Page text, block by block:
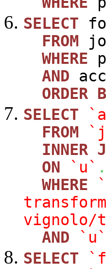
SELECT
FROM
WHERE
AND
ORDER
SELECT
FROM
INNER
ON
`u` .
WHERE
vignolo/
AND
`u`
SELECT